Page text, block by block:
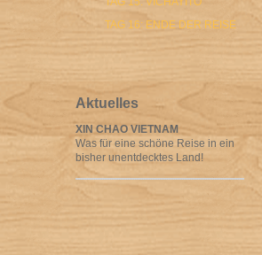
TAG 16: ENDE DER REISE
Aktuelles
XIN CHAO VIETNAM
Was für eine schöne Reise in ein
bisher unentdecktes Land!